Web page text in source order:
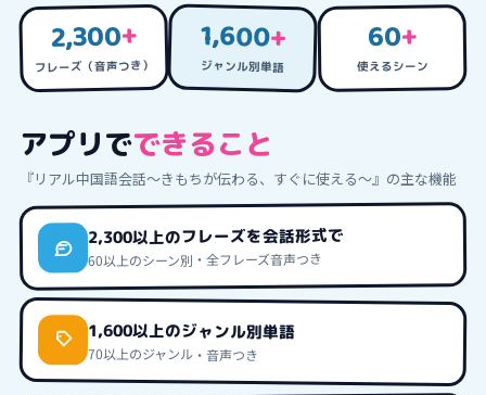
2,300+
フレーズ（音声つき）
1,600+
ジャンル別単語
60+
使えるシーン
アプリでできること
『リアル中国語会話〜きもちが伝わる、すぐに使える〜』 の主な機能
2,300以上のフレーズを会話形式で
60以上のシーン別・全フレーズ音声つき
1,600以上のジャンル別単語
70以上のジャンル・音声つき